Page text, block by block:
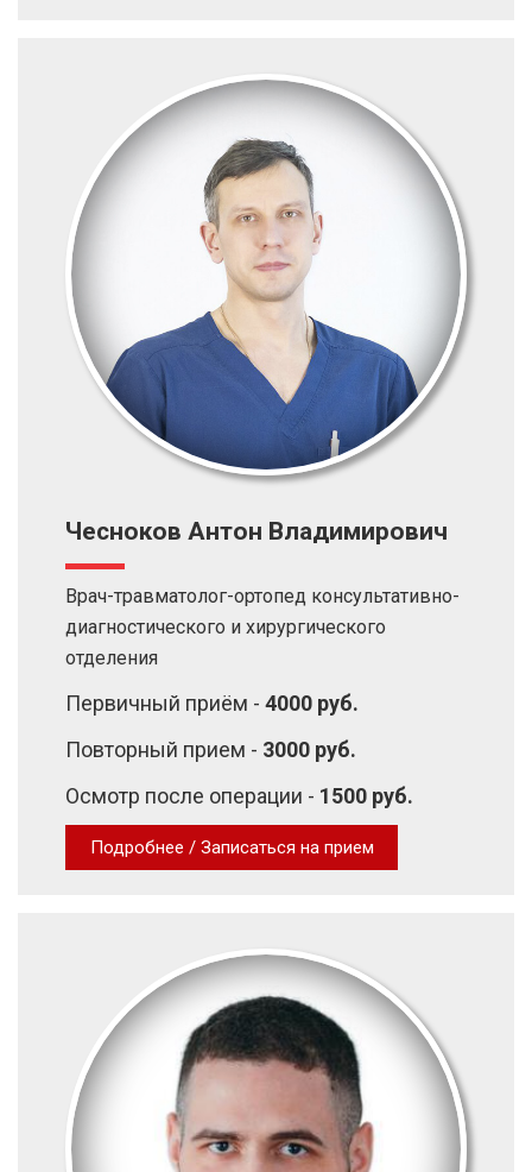
Чесноков Антон Владимирович
Врач-травматолог-ортопед консультативно-
диагностического и хирургического
отделения
Первичный приём - 4000 руб.
Повторный прием - 3000 руб.
Осмотр после операции - 1500 руб.
Подробнее / Записаться на прием